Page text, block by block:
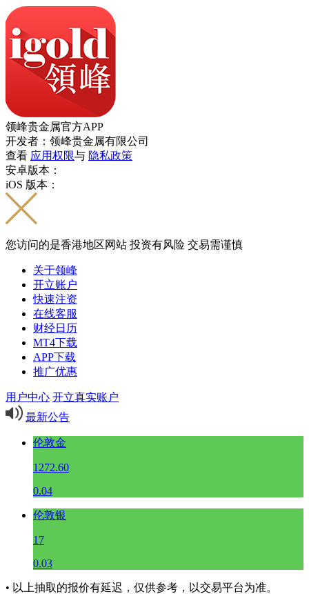
领峰贵金属官方APP
开发者：领峰贵金属有限公司
查看 应用权限与 隐私政策
安卓版本：
iOS 版本：
您访问的是香港地区网站 投资有风险 交易需谨慎
关于领峰
开立账户
快速注资
在线客服
财经日历
MT4下载
APP下载
推广优惠
用户中心 开立真实账户
最新公告
伦敦金
1272.60
0.04
伦敦银
17
0.03
• 以上抽取的报价有延迟，仅供参考，以交易平台为准。